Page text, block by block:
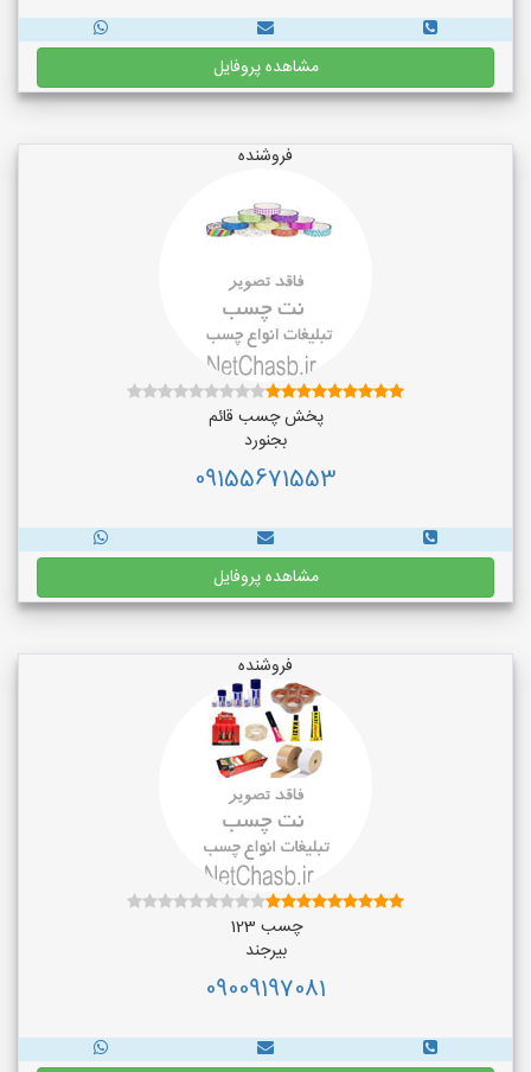
مشاهده پروفایل
فروشنده
پخش چسب قائم
بجنورد
09155671553
مشاهده پروفایل
فروشنده
چسب 123
بیرجند
09009197081